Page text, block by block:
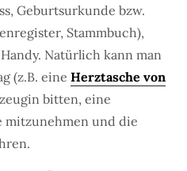
Geburtsurkunde bzw.
Stammbuch),
Natürlich kann man
(z.B. eine Herztasche von
bitten, eine
mitzunehmen und die